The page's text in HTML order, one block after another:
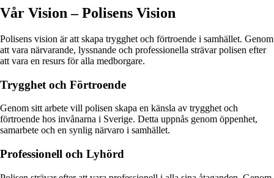
Vår Vision – Polisens Vision
Polisens vision är att skapa trygghet och förtroende i samhället. Genom
att vara närvarande, lyssnande och professionella strävar polisen efter
att vara en resurs för alla medborgare.
Trygghet och Förtroende
Genom sitt arbete vill polisen skapa en känsla av trygghet och
förtroende hos invånarna i Sverige. Detta uppnås genom öppenhet,
samarbete och en synlig närvaro i samhället.
Professionell och Lyhörd